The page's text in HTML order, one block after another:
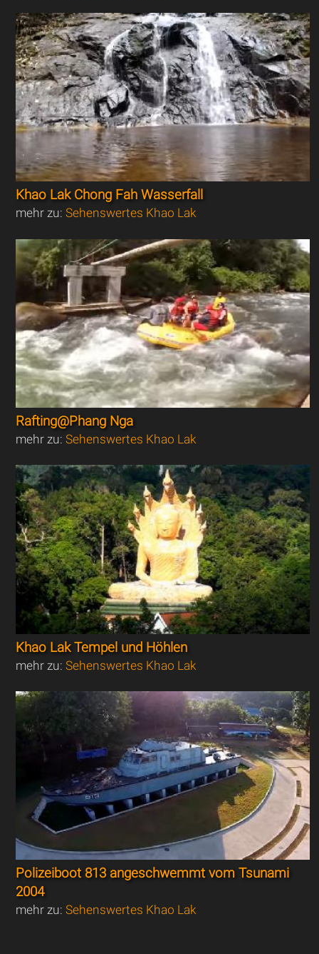
Khao Lak Chong Fah Wasserfall
mehr zu:Sehenswertes Khao Lak
Rafting@Phang Nga
mehr zu:Sehenswertes Khao Lak
Khao Lak Tempel und Höhlen
mehr zu:Sehenswertes Khao Lak
Polizeiboot 813 angeschwemmt vom Tsunami
2004
mehr zu:Sehenswertes Khao Lak